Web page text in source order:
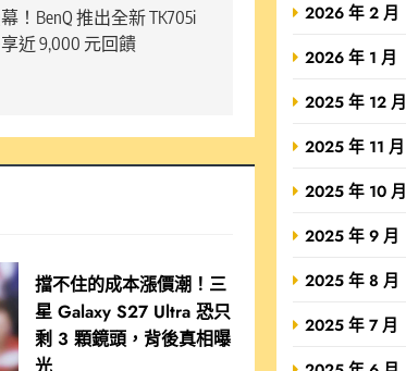
！BenQ 推出全新 TK705i
近 9,000 元回饋
擋不住的成本漲價潮！三
星 Galaxy S27 Ultra 恐只
剩 3 顆鏡頭，背後真相曝
2026 年 2 月
2026 年 1 月
2025 年 12 月
2025 年 11 月
2025 年 10 月
2025 年 9 月
2025 年 8 月
2025 年 7 月